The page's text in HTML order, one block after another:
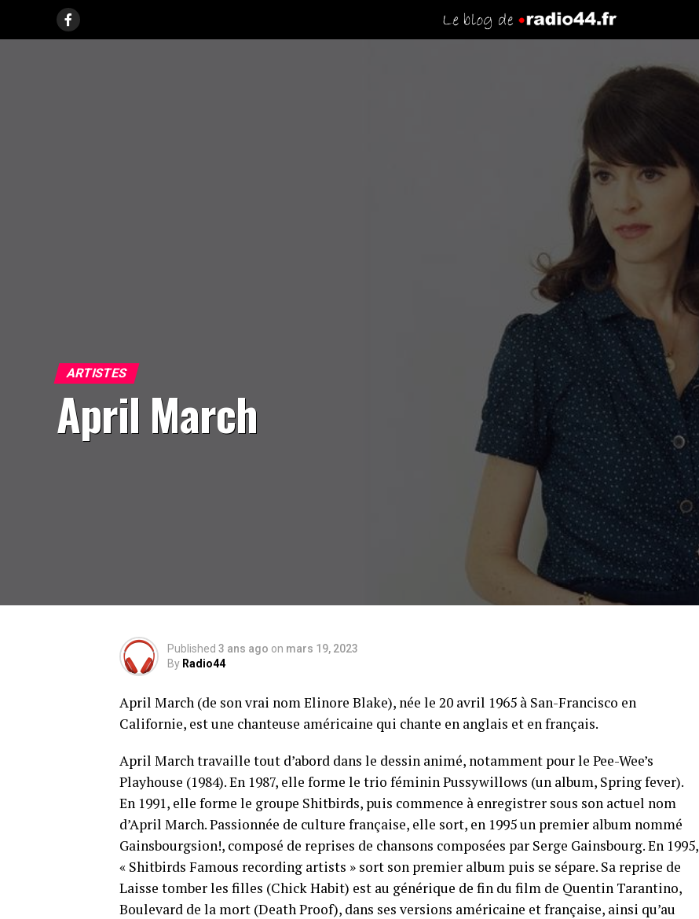
ARTISTES
April March
Published 3 ans ago on mars 19, 2023
By Radio44
April March (de son vrai nom Elinore Blake), née le 20 avril 1965 à San-Francisco en
Californie, est une chanteuse américaine qui chante en anglais et en français.
April March travaille tout d’abord dans le dessin animé, notamment pour le Pee-Wee’s
Playhouse (1984). En 1987, elle forme le trio féminin Pussywillows (un album, Spring fever).
En 1991, elle forme le groupe Shitbirds, puis commence à enregistrer sous son actuel nom
d’April March. Passionnée de culture française, elle sort, en 1995 un premier album nommé
Gainsbourgsion!, composé de reprises de chansons composées par Serge Gainsbourg. En 1995,
« Shitbirds Famous recording artists » sort son premier album puis se sépare. Sa reprise de
Laisse tomber les filles (Chick Habit) est au générique de fin du film de Quentin Tarantino,
Boulevard de la mort (Death Proof), dans ses versions américaine et française, ainsi qu’au